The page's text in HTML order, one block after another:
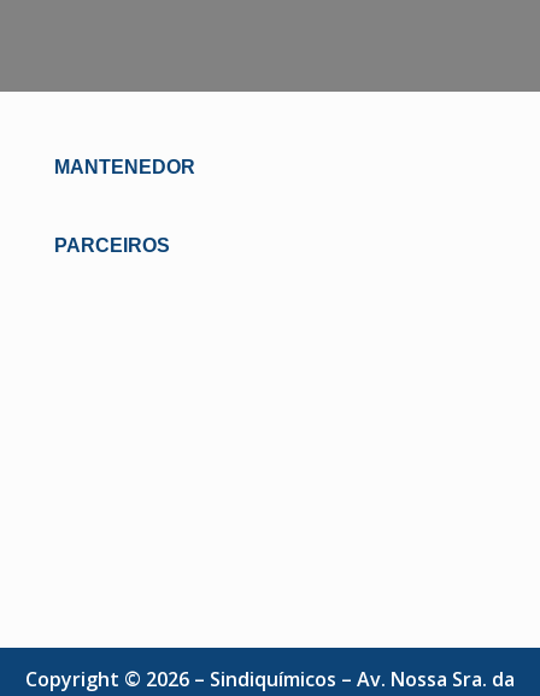
MANTENEDOR
PARCEIROS
Copyright © 2026 – Sindiquímicos – Av. Nossa Sra. da